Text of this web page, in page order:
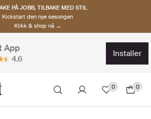
PÅ JOBB, TILBAKE MED STIL
Kickstart den nye sesongen
Klikk & shop nå →
App
4.6
installer
0 0